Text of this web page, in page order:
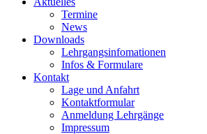
Termine
News
Downloads
Lehrgangsinfomationen
Infos & Formulare
Kontakt
Lage und Anfahrt
Kontaktformular
Anmeldung Lehrgänge
Impressum